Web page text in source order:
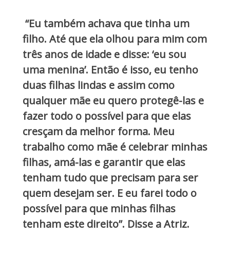
“Eu também achava que tinha um
filho. Até que ela olhou para mim com
três anos de idade e disse: ‘eu sou
uma menina’. Então é isso, eu tenho
duas filhas lindas e assim como
qualquer mãe eu quero protegê-las e
fazer todo o possível para que elas
cresçam da melhor forma. Meu
trabalho como mãe é celebrar minhas
filhas, amá-las e garantir que elas
tenham tudo que precisam para ser
quem desejam ser. E eu farei todo o
possível para que minhas filhas
tenham este direito”. Disse a Atriz.